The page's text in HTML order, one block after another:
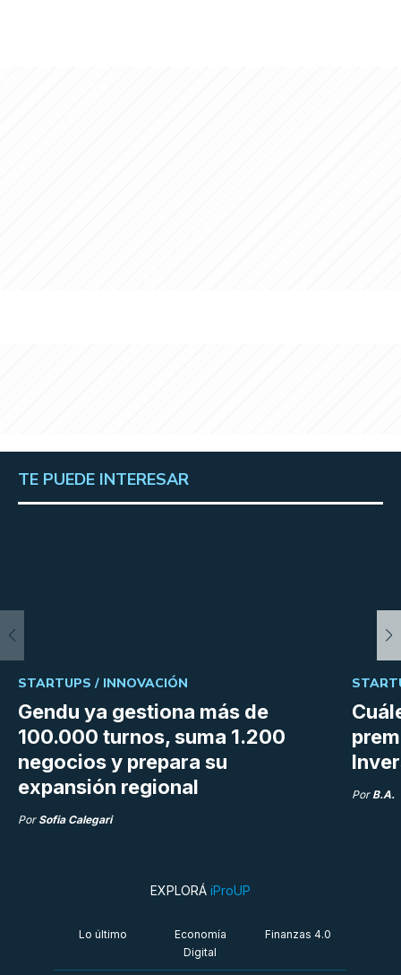
TE PUEDE INTERESAR
Gendu ya gestiona más de
100.000 turnos, suma 1.200
negocios y prepara su
expansión regional
STARTUPS / INNOVACIÓN
Por Sofia Calegari
Por B.A.
EXPLORÁ iProUP
Lo último
Economía
Digital
Finanzas 4.0